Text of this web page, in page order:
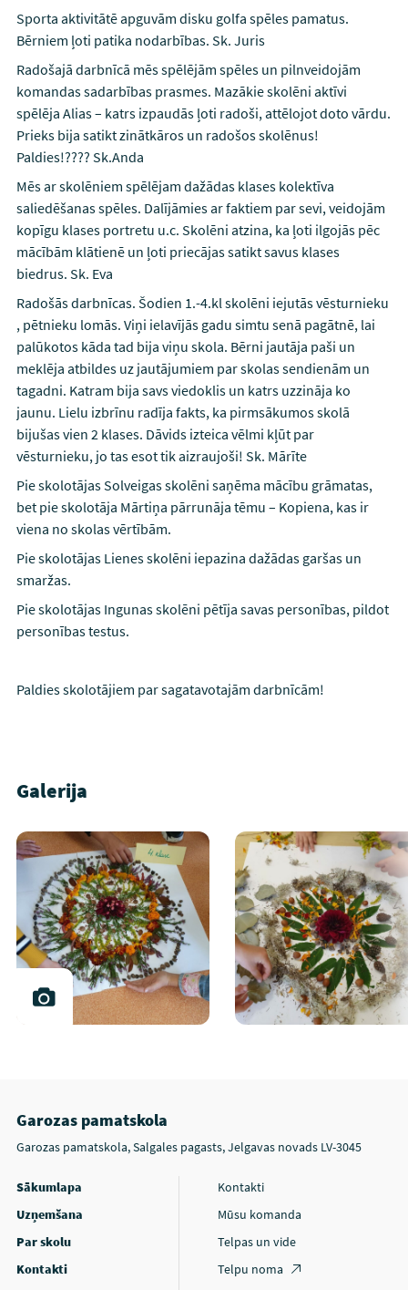
Sporta aktivitātē apguvām disku golfa spēles pamatus.
Bērniem ļoti patika nodarbības. Sk. Juris
Radošajā darbnīcā mēs spēlējām spēles un pilnveidojām
komandas sadarbības prasmes. Mazākie skolēni aktīvi
spēlēja Alias – katrs izpaudās ļoti radoši, attēlojot doto vārdu.
Prieks bija satikt zinātkāros un radošos skolēnus!
Paldies!???? Sk.Anda
Mēs ar skolēniem spēlējam dažādas klases kolektīva
saliedēšanas spēles. Dalījāmies ar faktiem par sevi, veidojām
kopīgu klases portretu u.c. Skolēni atzina, ka ļoti ilgojās pēc
mācībām klātienē un ļoti priecājas satikt savus klases
biedrus. Sk. Eva
Radošās darbnīcas. Šodien 1.-4.kl skolēni iejutās vēsturnieku
, pētnieku lomās. Viņi ielavījās gadu simtu senā pagātnē, lai
palūkotos kāda tad bija viņu skola. Bērni jautāja paši un
meklēja atbildes uz jautājumiem par skolas sendienām un
tagadni. Katram bija savs viedoklis un katrs uzzināja ko
jaunu. Lielu izbrīnu radīja fakts, ka pirmsākumos skolā
bijušas vien 2 klases. Dāvids izteica vēlmi kļūt par
vēsturnieku, jo tas esot tik aizraujoši! Sk. Mārīte
Pie skolotājas Solveigas skolēni saņēma mācību grāmatas,
bet pie skolotāja Mārtiņa pārrunāja tēmu – Kopiena, kas ir
viena no skolas vērtībām.
Pie skolotājas Lienes skolēni iepazina dažādas garšas un
smaržas.
Pie skolotājas Ingunas skolēni pētīja savas personības, pildot
personības testus.
Paldies skolotājiem par sagatavotajām darbnīcām!
Galerija
Garozas pamatskola
Garozas pamatskola, Salgales pagasts, Jelgavas novads LV-3045
Sākumlapa
Uzņemšana
Par skolu
Kontakti
Kontakti
Mūsu komanda
Telpas un vide
Telpu noma